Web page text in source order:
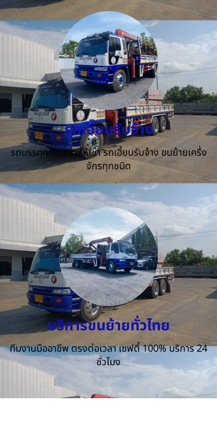
รถเฮี๊ยบรับจ้าง
รถบรรทุกติดเครนให้เช่า รถเฮี้ยบรับจ้าง ขนย้ายเครื่ง
จักรทุกชนิด
บริการขนย้ายทั่วไทย
ทีมงานมืออาชีพ ตรงต่อเวลา เซฟตี้ 100% บริการ 24
ชั่วโมง